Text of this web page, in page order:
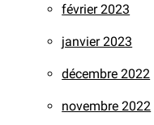
février 2023
janvier 2023
décembre 2022
novembre 2022